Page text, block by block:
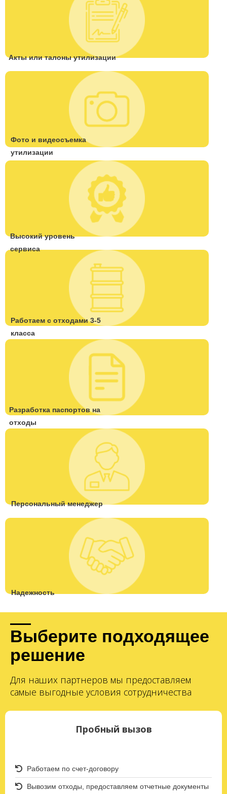
Высокий уровень
сервиса
Разработка паспортов на
отходы
Персональный менеджер
Надежность
Акты или талоны утилизации
Работаем с отходами 3-5
класса
Фото и видеосъемка
утилизации
Выберите подходящее
решение
Для наших партнеров мы предоставляем
самые выгодные условия сотрудничества
Пробный вызов
Работаем по счет-договору
Вывозим отходы, предоставляем отчетные документы